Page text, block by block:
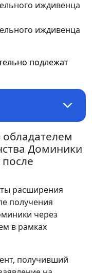
иждивенца
иждивенца
подлежат
Доминики
расширения
получения
через
в рамках
получивший